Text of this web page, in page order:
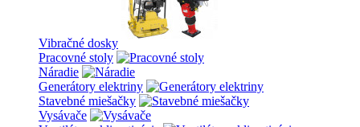
Vibračné dosky
Pracovné stoly
Náradie
Generátory elektriny
Stavebné miešačky
Vysávače